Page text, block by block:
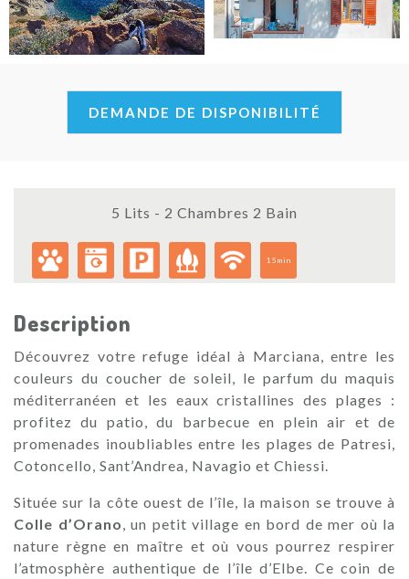
Next
DEMANDE DE DISPONIBILITÉ
5 Lits - 2 Chambres 2 Bain
15min
Description
Découvrez votre refuge idéal à Marciana, entre les
couleurs du coucher de soleil, le parfum du maquis
méditerranéen et les eaux cristallines des plages :
profitez du patio, du barbecue en plein air et de
promenades inoubliables entre les plages de Patresi,
Cotoncello, Sant’Andrea, Navagio et Chiessi.
Située sur la côte ouest de l’île, la maison se trouve à
Colle d’Orano , un petit village en bord de mer où la
nature règne en maître et où vous pourrez respirer
l’atmosphère authentique de l’île d’Elbe. Ce coin de